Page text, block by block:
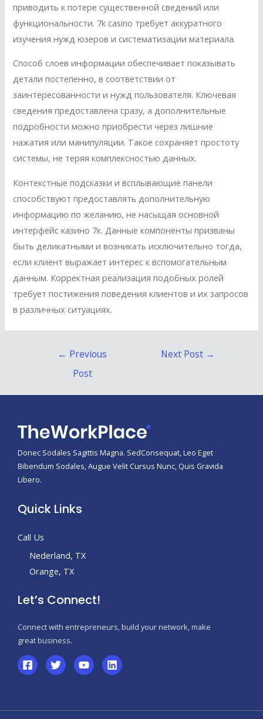
приводить к потере существенной сведений или
функциональности. 7k casino требует аккуратного
изучения нужд юзеров и систематизации материала.
Способ слоев информации обеспечивает показывать
детали постепенно, в соответствии от
заинтересованности и нужд пользователя. Ключевая
сведения предоставлена сразу, а дополнительные
подробности можно приобрести через лишние
нажатия или манипуляции. Такое сохраняет простоту
системы, не теряя комплексностью данных.
Контекстные подсказки и всплывающие панели
способствуют предоставлять дополнительную
информацию по желанию, не насыщая основной
интерфейс казино 7к. Данные компоненты призваны
быть деликатными и возникать исключительно тогда,
если клиент выражает интерес к вспомогательным
данным. Корректная реализация подобных ролей
требует постижения поведения клиентов и их запросов
в различных ситуациях.
← Previous
Post
Next Post →
Donec Sodales Sagittis Magna. SedConsequat, Leo Eget
Bibendum Sodales, Augue Velit Cursus Nunc, Quis Gravida
Libero.
Quick Links
Call Us
Nederland, TX
Orange, TX
Let’s Connect!
Connect with entrepreneurs, build your network, make
great business.